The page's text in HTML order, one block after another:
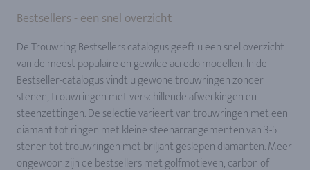
Bestsellers - een snel overzicht
De Trouwring Bestsellers catalogus geeft u een snel overzicht
van de meest populaire en gewilde acredo modellen. In de
Bestseller-catalogus vindt u gewone trouwringen zonder
stenen, trouwringen met verschillende afwerkingen en
steenzettingen. De selectie varieert van trouwringen met een
diamant tot ringen met kleine steenarrangementen van 3-5
stenen tot trouwringen met briljant geslepen diamanten. Meer
ongewoon zijn de bestsellers met golfmotieven, carbon of